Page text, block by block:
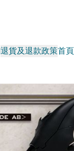
退貨及退款政策首頁